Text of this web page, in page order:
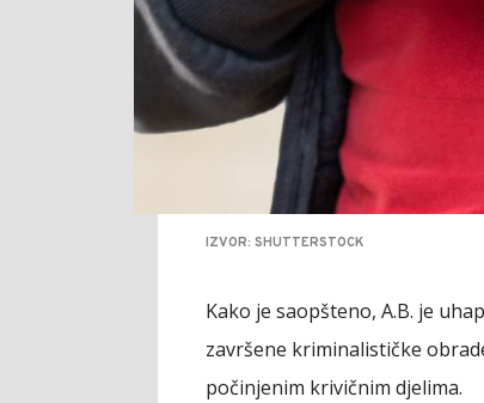
IZVOR: SHUTTERSTOCK
Kako je saopšteno, A.B. je
završene kriminalističke
počinjenim krivičnim djelima.